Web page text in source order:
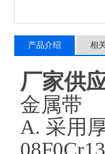
产品介绍 相
厂家供
金属带
A. 采用